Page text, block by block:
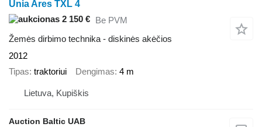
Unia Ares TXL 4
2 150 € Be PVM
Žemės dirbimo technika - diskinės akėčios
2012
Tipas traktoriui Dengimas 4 m
Lietuva, Kupiškis
Auction Baltic UAB